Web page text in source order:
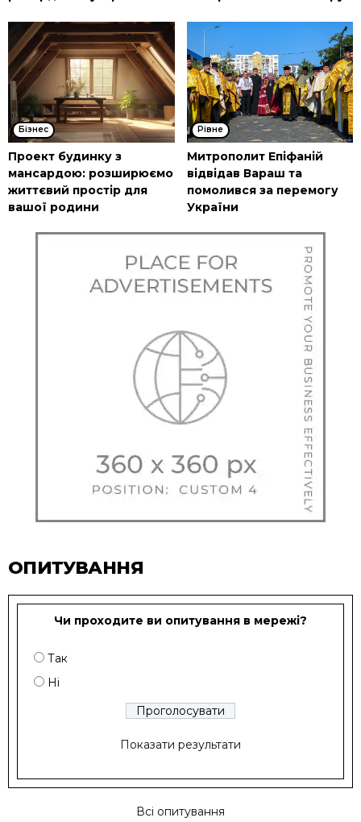
Бізнес
Проект будинку з
мансардою: розширюємо
життєвий простір для
вашої родини
Рівне
Митрополит Епіфаній
відвідав Вараш та
помолився за перемогу
України
ОПИТУВАННЯ
Чи проходите ви опитування в мережі?
Так
Ні
Показати результати
Всі опитування